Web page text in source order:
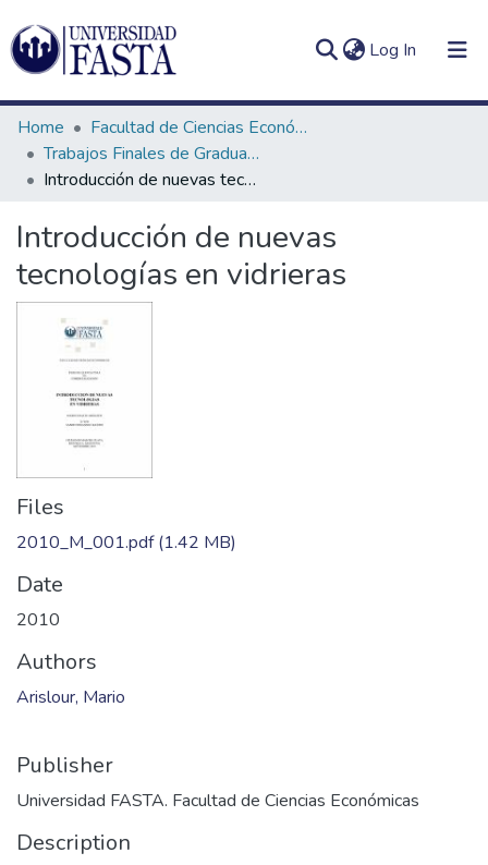
Log In (current)
Communities
&
Collections
All of DSpace
Statistics
In(current)
Home
Facultad de Ciencias Económicas
Trabajos Finales de Graduación de Comercialización
Introducción de nuevas tecnologías en vidrieras
Introducción de nuevas
tecnologías en vidrieras
Files
2010_M_001.pdf(1.42 MB)
Date
2010
Authors
Arislour, Mario
Publisher
Universidad FASTA. Facultad de Ciencias Económicas
Description